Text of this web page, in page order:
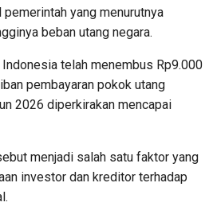
yang menurutnya
beban utang negara.
telah menembus Rp9.000
pembayaran pokok utang
2026 diperkirakan mencapai
menjadi salah satu faktor yang
investor dan kreditor terhadap